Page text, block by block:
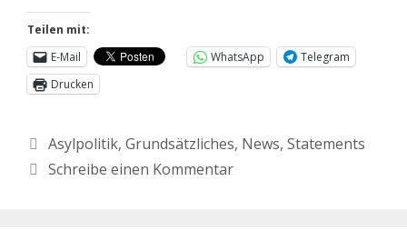
Teilen mit:
E-Mail
WhatsApp
Telegram
Drucken
Asylpolitik, Grundsätzliches, News, Statements
Schreibe einen Kommentar